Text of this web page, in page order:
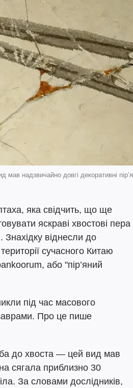
надзвичайно довгі декоративні пір’я
яка свідчить, що ще
яскраві хвостові пера
віднесли до
сучасного Китаю
або "пір’яний
під час масового
Про це пише
до хвоста — цей вид мав
сягала приблизно 30
За словами дослідників,